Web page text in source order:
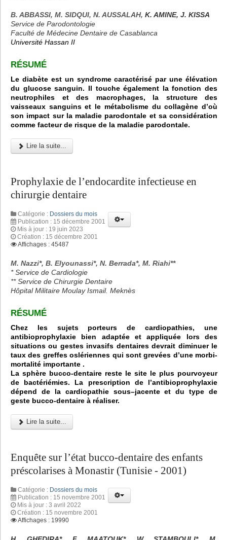
B. ABBASSI, M. SIDQUI, N. AUSSALAH, K. AMINE, J. KISSA
Service de Parodontologie
Faculté de Médecine Dentaire de Casablanca
Université Hassan II
RÉSUMÉ
Le diabète est un syndrome caractérisé par une élévation
du glucose sanguin. Il touche également la fonction des
neutrophiles et des macrophages, la structure des
vaisseaux sanguins et le métabolisme du collagène d’où
son impact sur la maladie parodontale et sa considération
comme facteur de risque de la maladie parodontale.
Lire la suite...
Prophylaxie de l’endocardite infectieuse en
chirurgie dentaire
Catégorie : Dossiers du mois
Publication : 15 décembre 2001
Mis à jour : 19 juin 2023
Création : 15 décembre 2001
Affichages : 45487
M. Nazzi*, B. Elyounassi*, N. Berrada*, M. Riahi**
* Service de Cardiologie
** Service de Chirurgie Dentaire
Hôpital Militaire Moulay Ismail. Meknès
RÉSUMÉ
Chez les sujets porteurs de cardiopathies, une
antibioprophylaxie bien adaptée et appliquée lors des
situations ou gestes invasifs dentaires devrait diminuer le
taux des greffes oslériennes qui sont grevées d’une morbi-
mortalité importante .
La sphère bucco-dentaire reste le site le plus pourvoyeur
de bactériémies. La prescription de l’antibioprophylaxie
dépend de la cardiopathie sous–jacente et du type de
geste bucco-dentaire à réaliser.
Lire la suite...
Enquête sur l’état bucco-dentaire des enfants
préscolarises à Monastir (Tunisie - 2001)
Catégorie : Dossiers du mois
Publication : 15 novembre 2001
Mis à jour : 3 avril 2022
Création : 15 novembre 2001
Affichages : 19990